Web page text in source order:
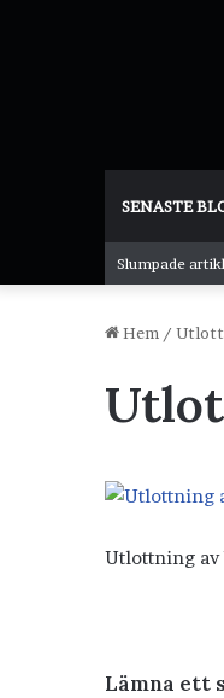
SENASTE
Slumpade
Hem /
Utlottning
Lämna ett